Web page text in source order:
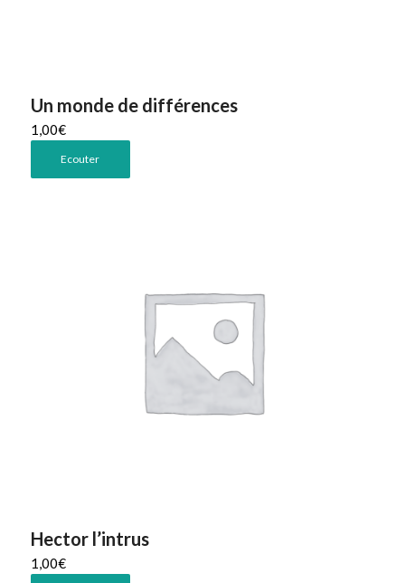
Un monde de différences
1,00€
Ecouter
Hector l’intrus
1,00€